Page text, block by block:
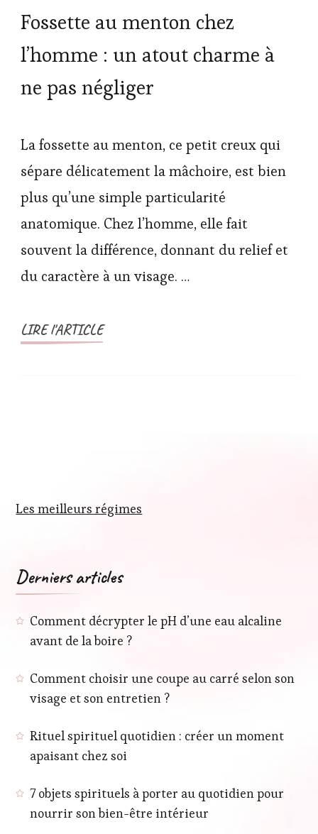
Fossette au menton chez
l’homme : un atout charme à
ne pas négliger
La fossette au menton, ce petit creux qui
sépare délicatement la mâchoire, est bien
plus qu’une simple particularité
anatomique. Chez l’homme, elle fait
souvent la différence, donnant du relief et
du caractère à un visage. …
LIRE l'ARTICLE
Les meilleurs régimes
Derniers articles
Comment décrypter le pH d’une eau alcaline
avant de la boire ?
Comment choisir une coupe au carré selon son
visage et son entretien ?
Rituel spirituel quotidien : créer un moment
apaisant chez soi
7 objets spirituels à porter au quotidien pour
nourrir son bien-être intérieur